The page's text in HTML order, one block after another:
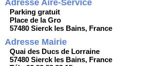
Adresse Aire-Service
Parking gratuit
Place de la Gro
57480 Sierck les Bains, France
Adresse Mairie
Quai des Ducs de Lorraine
57480 Sierck les Bains, France